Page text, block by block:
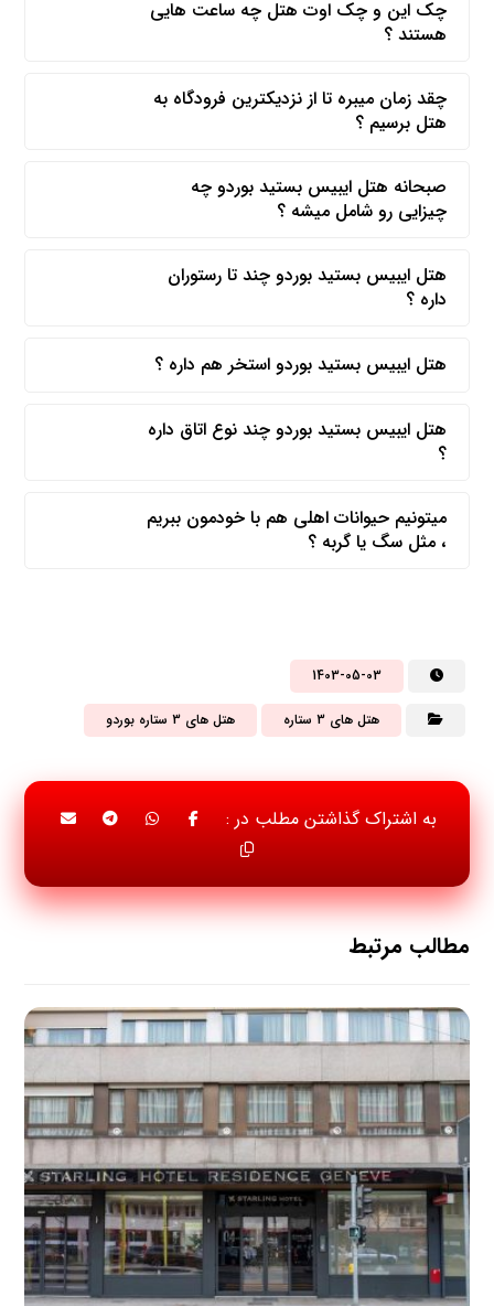
چک این و چک اوت هتل چه ساعت هایی
هستند ؟
چقد زمان میبره تا از نزدیکترین فرودگاه به
هتل برسیم ؟
صبحانه هتل ایبیس بستید بوردو چه
چیزایی رو شامل میشه ؟
هتل ایبیس بستید بوردو چند تا رستوران
داره ؟
هتل ایبیس بستید بوردو استخر هم داره ؟
هتل ایبیس بستید بوردو چند نوع اتاق داره
؟
میتونیم حیوانات اهلی هم با خودمون ببریم
، مثل سگ یا گربه ؟
1403-05-03
هتل های 3 ستاره هتل های 3 ستاره بوردو
مطالب مرتبط